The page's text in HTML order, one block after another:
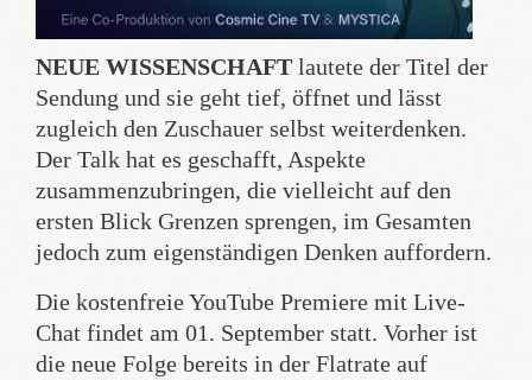
NEUE WISSENSCHAFT lautete der Titel der
Sendung und sie geht tief, öffnet und lässt
zugleich den Zuschauer selbst weiterdenken.
Der Talk hat es geschafft, Aspekte
zusammenzubringen, die vielleicht auf den
ersten Blick Grenzen sprengen, im Gesamten
jedoch zum eigenständigen Denken auffordern.
Die kostenfreie YouTube Premiere mit Live-
Chat findet am 01. September statt. Vorher ist
die neue Folge bereits in der Flatrate auf